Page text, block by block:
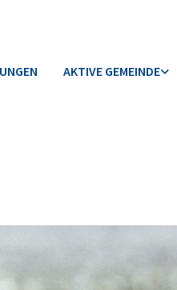
AKTIVE GEMEINDE